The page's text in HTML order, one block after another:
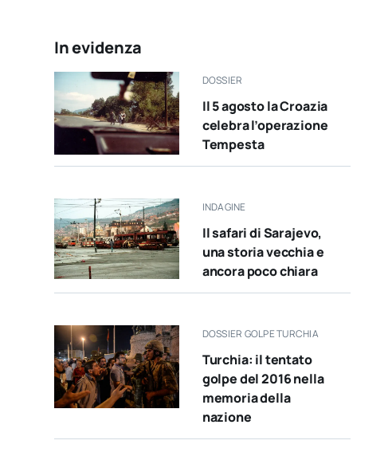
In evidenza
DOSSIER
Il 5 agosto la Croazia
celebra l’operazione
Tempesta
INDAGINE
Il safari di Sarajevo,
una storia vecchia e
ancora poco chiara
DOSSIER GOLPE TURCHIA
Turchia: il tentato
golpe del 2016 nella
memoria della
nazione